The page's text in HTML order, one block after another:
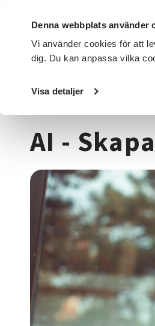
Denna webbplats använder
Vi använder cookies för att
dig. Du kan anpassa vilka
Visa detaljer
DET HÄR GÖR VI FÖR DIG
Startsida / Kurser och
AI -